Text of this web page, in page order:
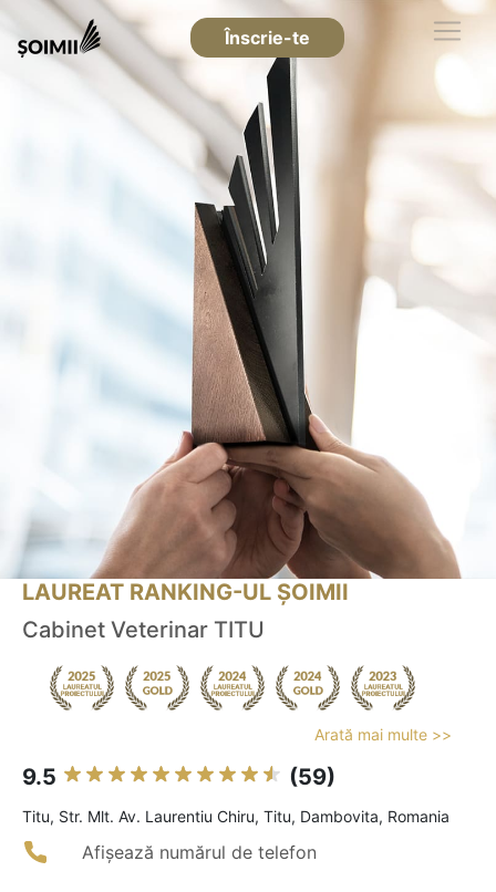
Înscrie-te
LAUREAT RANKING-UL ȘOIMII
Cabinet Veterinar TITU
Arată mai multe >>
9.5 (59)
Titu, Str. Mlt. Av. Laurentiu Chiru, Titu, Dambovita, Romania
Afișează numărul de telefon